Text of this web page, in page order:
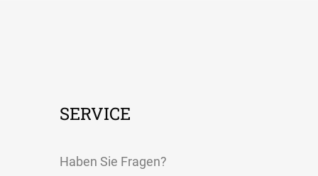
SERVICE
Haben Sie Fragen?